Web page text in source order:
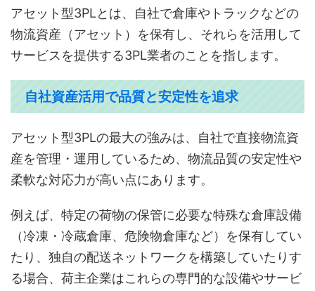
アセット型3PLとは、自社で倉庫やトラックなどの
物流資産（アセット）を保有し、それらを活用して
サービスを提供する3PL業者のことを指します。
自社資産活用で品質と安定性を追求
アセット型3PLの最大の強みは、自社で直接物流資
産を管理・運用しているため、物流品質の安定性や
柔軟な対応力が高い点にあります。
例えば、特定の荷物の保管に必要な特殊な倉庫設備
（冷凍・冷蔵倉庫、危険物倉庫など）を保有してい
たり、独自の配送ネットワークを構築していたりす
る場合、荷主企業はこれらの専門的な設備やサービ